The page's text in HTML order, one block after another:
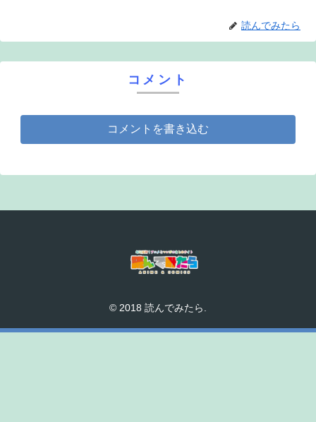
読んでみたら
コメント
コメントを書き込む
© 2018 読んでみたら.